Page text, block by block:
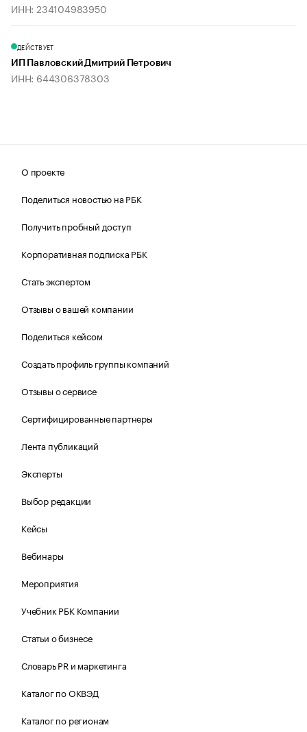
ИНН: 234104983950
ДЕЙСТВУЕТ
ИП Павловский Дмитрий Петрович
ИНН: 644306378303
О проекте
Поделиться новостью на РБК
Получить пробный доступ
Корпоративная подписка РБК
Стать экспертом
Отзывы о вашей компании
Поделиться кейсом
Создать профиль группы компаний
Отзывы о сервисе
Сертифицированные партнеры
Лента публикаций
Эксперты
Выбор редакции
Кейсы
Вебинары
Мероприятия
Учебник РБК Компании
Статьи о бизнесе
Словарь PR и маркетинга
Каталог по ОКВЭД
Каталог по регионам